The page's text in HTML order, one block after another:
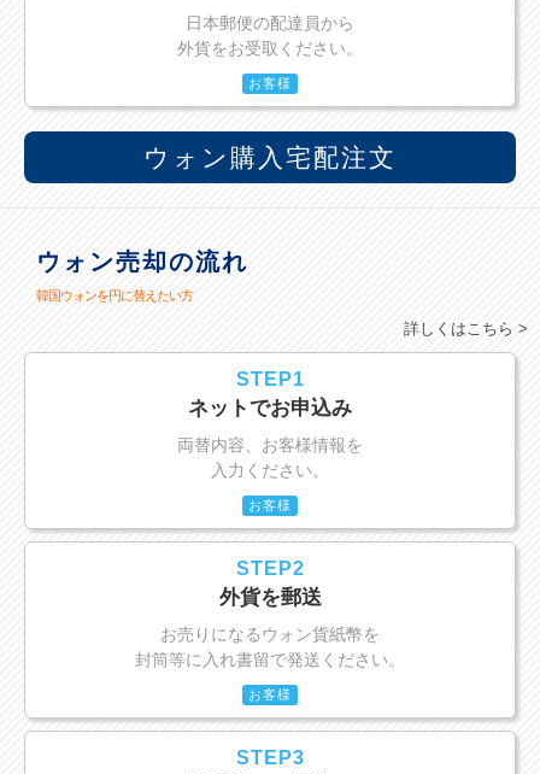
日本郵便の配達員から
外貨をお受取ください。
お客様
ウォン購入宅配注文
ウォン売却の流れ
韓国ウォンを円に替えたい方
詳しくはこちら >
STEP1
ネットでお申込み
両替内容、お客様情報を
入力ください。
お客様
STEP2
外貨を郵送
お売りになるウォン貨紙幣を
封筒等に入れ書留で発送ください。
お客様
STEP3